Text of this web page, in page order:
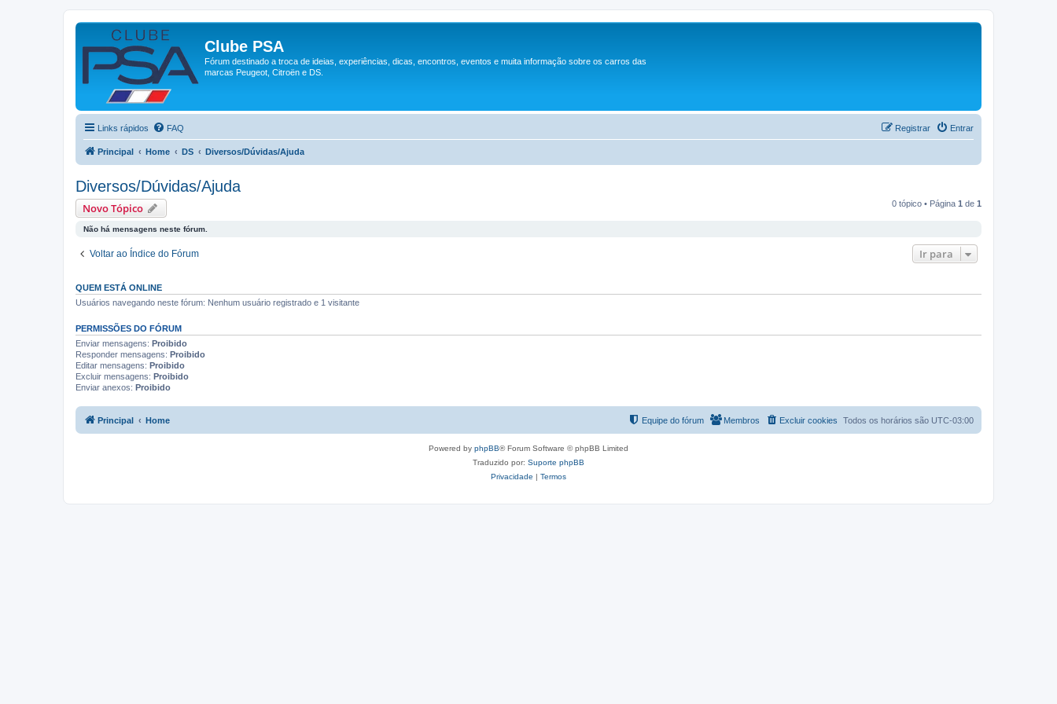
Clube PSA
Fórum destinado a troca de ideias, experiências, dicas, encontros, eventos e muita informação sobre os carros das
marcas Peugeot, Citroën e DS.
Links rápidos FAQ Entrar
Registrar
Principal Home DS Diversos/Dúvidas/Ajuda
Diversos/Dúvidas/Ajuda
Novo Tópico 0 tópico • Página 1 de 1
Não há mensagens neste fórum.
Voltar ao Índice do Fórum Ir para
QUEM ESTÁ ONLINE
Usuários navegando neste fórum: Nenhum usuário registrado e 1 visitante
PERMISSÕES DO FÓRUM
Enviar mensagens: Proibido
Responder mensagens: Proibido
Editar mensagens: Proibido
Excluir mensagens: Proibido
Enviar anexos: Proibido
Principal Home Todos os horários são UTC-03:00
Excluir cookies
Membros
Equipe do fórum
Powered by phpBB® Forum Software © phpBB Limited
Traduzido por: Suporte phpBB
Privacidade | Termos